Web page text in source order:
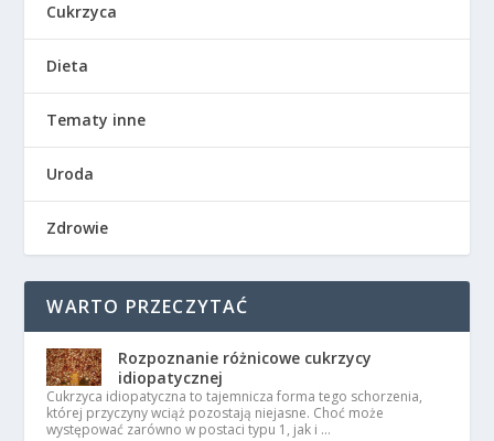
Cukrzyca
Dieta
Tematy inne
Uroda
Zdrowie
WARTO PRZECZYTAĆ
Rozpoznanie różnicowe cukrzycy
idiopatycznej
Cukrzyca idiopatyczna to tajemnicza forma tego schorzenia,
której przyczyny wciąż pozostają niejasne. Choć może
występować zarówno w postaci typu 1, jak i …